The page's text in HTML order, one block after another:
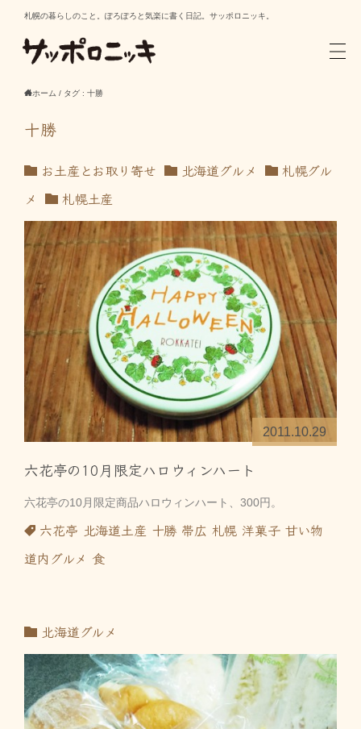
札幌の暮らしのこと。ぽろぽろと気楽に書く日記。サッポロニッキ。
ホーム / タグ : 十勝
十勝
お土産とお取り寄せ 北海道グルメ
札幌グル
メ
札幌土産
2011.10.29
六花亭の10月限定ハロウィンハート
六花亭の10月限定商品ハロウィンハート、300円。
六花亭 北海道土産 十勝 帯広 札幌 洋菓子 甘い物
道内グルメ 食
北海道グルメ